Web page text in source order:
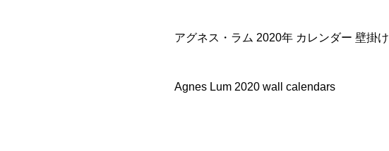
アグネス・ラム 2020年 カレンダー 壁掛け
Agnes Lum 2020 wall calendars